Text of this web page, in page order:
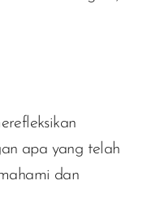
apa yang telah
dan